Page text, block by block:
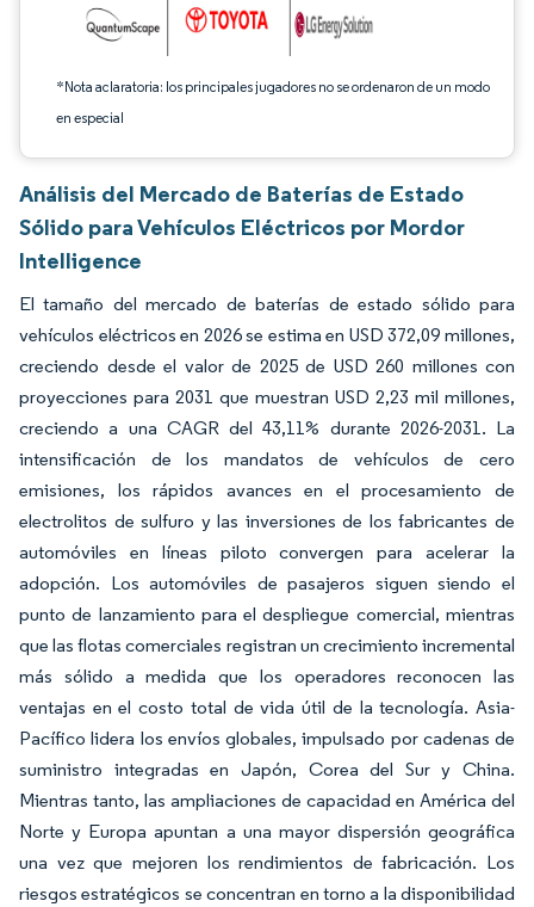
*Nota aclaratoria: los principales jugadores no se ordenaron de un modo
en especial
Análisis del Mercado de Baterías de Estado
Sólido para Vehículos Eléctricos por Mordor
Intelligence
El tamaño del mercado de baterías de estado sólido para
vehículos eléctricos en 2026 se estima en USD 372,09 millones,
creciendo desde el valor de 2025 de USD 260 millones con
proyecciones para 2031 que muestran USD 2,23 mil millones,
creciendo a una CAGR del 43,11% durante 2026-2031. La
intensificación de los mandatos de vehículos de cero
emisiones, los rápidos avances en el procesamiento de
electrolitos de sulfuro y las inversiones de los fabricantes de
automóviles en líneas piloto convergen para acelerar la
adopción. Los automóviles de pasajeros siguen siendo el
punto de lanzamiento para el despliegue comercial, mientras
que las flotas comerciales registran un crecimiento incremental
más sólido a medida que los operadores reconocen las
ventajas en el costo total de vida útil de la tecnología. Asia-
Pacífico lidera los envíos globales, impulsado por cadenas de
suministro integradas en Japón, Corea del Sur y China.
Mientras tanto, las ampliaciones de capacidad en América del
Norte y Europa apuntan a una mayor dispersión geográfica
una vez que mejoren los rendimientos de fabricación. Los
riesgos estratégicos se concentran en torno a la disponibilidad